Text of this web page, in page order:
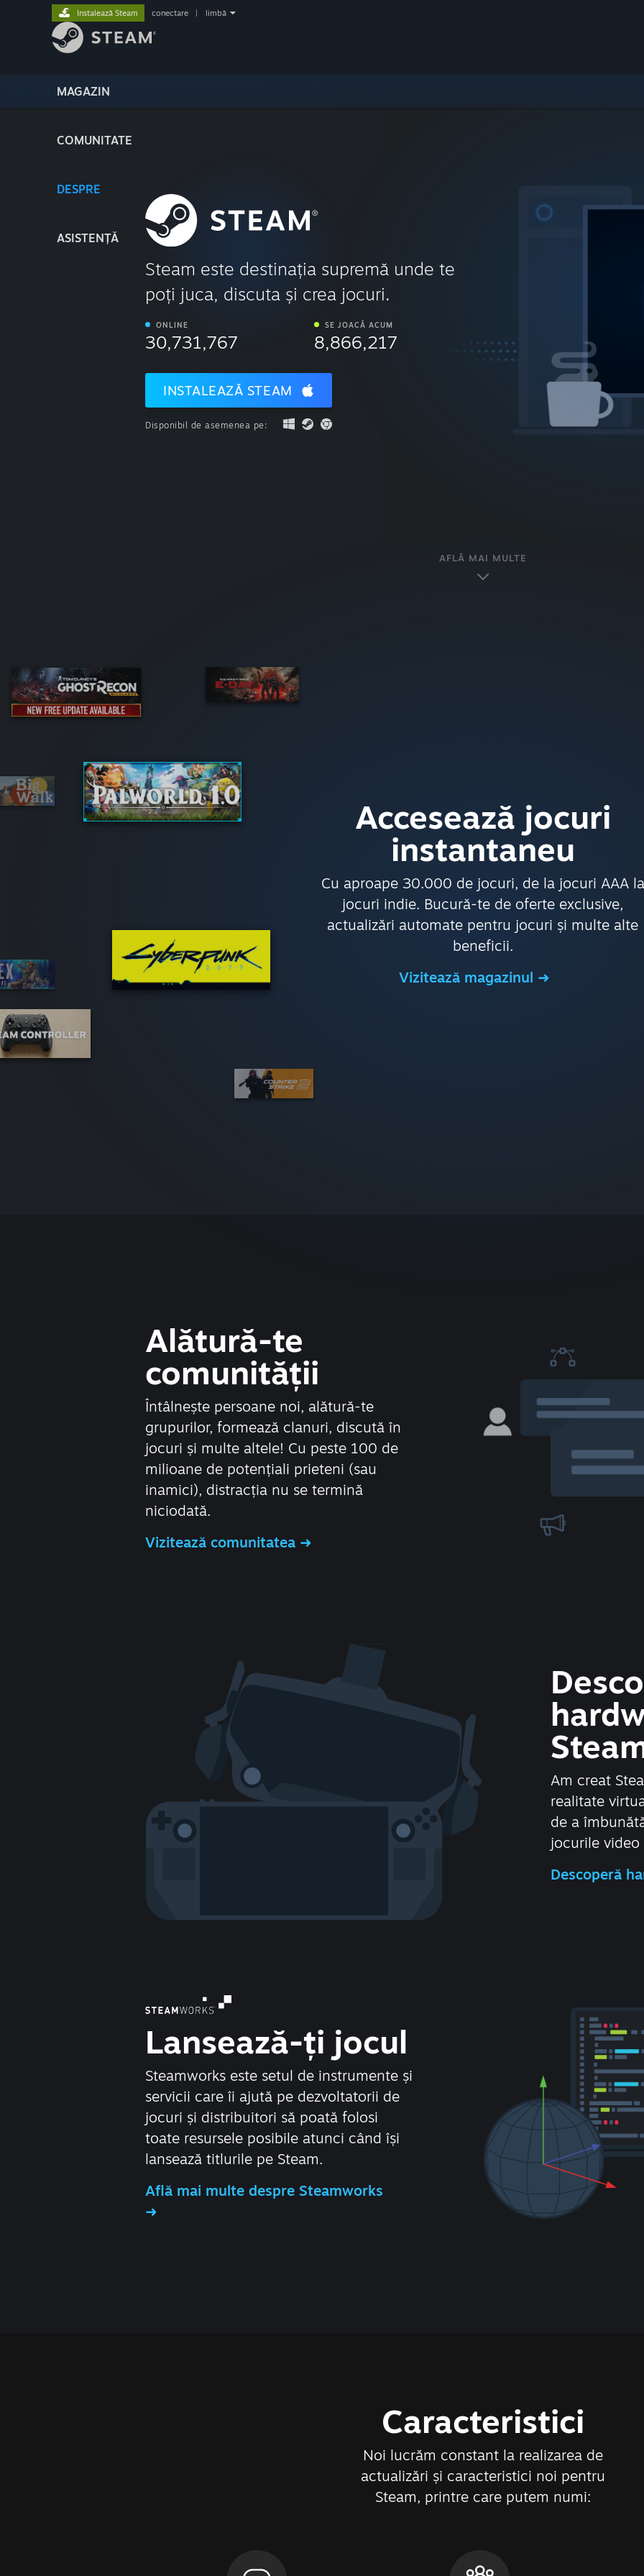
MAGAZIN
COMUNITATE
DESPRE
ASISTENȚĂ
Instalează Steam conectare limbă
Steam este destinația supremă unde te
poți juca, discuta și crea jocuri.
ONLINE
30,731,767
SE JOACĂ ACUM
8,866,217
INSTALEAZĂ STEAM
Disponibil de asemenea pe:
AFLĂ MAI MULTE
Accesează jocuri
instantaneu
Cu aproape 30.000 de jocuri, de la jocuri AAA la
jocuri indie. Bucură-te de oferte exclusive,
actualizări automate pentru jocuri și multe alte
beneficii.
Vizitează magazinul
Alătură-te
comunității
Întâlnește persoane noi, alătură-te
grupurilor, formează clanuri, discută în
jocuri și multe altele! Cu peste 100 de
milioane de potențiali prieteni (sau
inamici), distracția nu se termină
niciodată.
Vizitează comunitatea
Am creat
realitate
de a
jocurile video
Descoperă
Lansează-ți jocul
Steamworks este setul de instrumente și
servicii care îi ajută pe dezvoltatorii de
jocuri și distribuitori să poată folosi
toate resursele posibile atunci când își
lansează titlurile pe Steam.
Află mai multe despre Steamworks
Caracteristici
Noi lucrăm constant la realizarea de
actualizări și caracteristici noi pentru
Steam, printre care putem numi: